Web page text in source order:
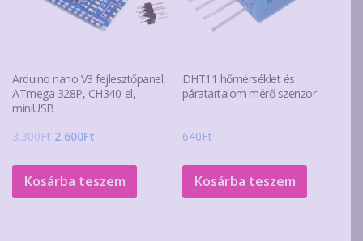
Arduino nano V3 fejlesztőpanel,
ATmega 328P, CH340-el,
miniUSB
3.300Ft Original
was:
3.300Ft.
2.600Ft
is:
2.600Ft.
Kosárba teszem
DHT11 hőmérséklet és
páratartalom mérő szenzor
640Ft
Kosárba teszem